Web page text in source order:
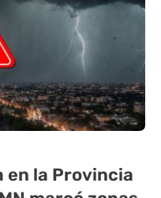
la Provincia